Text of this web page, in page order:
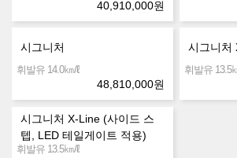
40,910,000원
시그니처
휘발유 14.0㎞/ℓ
48,810,000원
시그니처
휘발유 13.5
시그니처 X-Line (사이드 스
텝, LED 테일게이트 적용)
휘발유 13.5㎞/ℓ